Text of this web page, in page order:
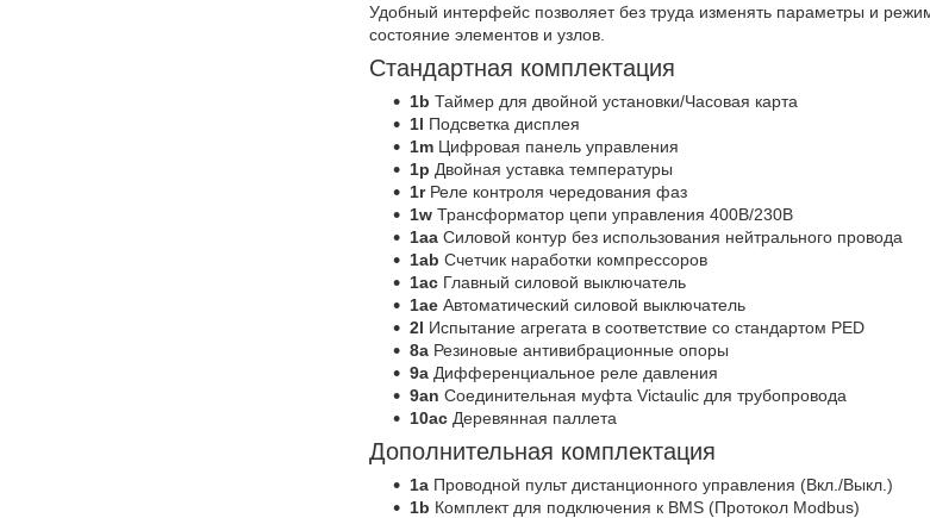
Удобный интерфейс позволяет без труда изменять параметры и
состояние элементов и узлов.
Стандартная комплектация
1b Таймер для двойной установки/Часовая карта
1l Подсветка дисплея
1m Цифровая панель управления
1p Двойная уставка температуры
1rРеле контроля чередования фаз
1w Трансформатор цепи управления 400В/230В
1aa Силовой контур без использования нейтрального провода
1ab Счетчик наработки компрессоров
1ac Главный силовой выключатель
1ae Автоматический силовой выключатель
2l Испытание агрегата в соответствие со стандартом PED
8a Резиновые антивибрационные опоры
9a Дифференциальное реле давления
9an Соединительная муфта Victauliс для трубопровода
10ac Деревянная паллета
Дополнительная комплектация
1a Проводной пульт дистанционного управления (Вкл./Выкл.)
1b Комплект для подключения к BMS (Протокол Modbus)